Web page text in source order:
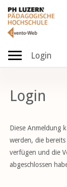
Login
Login
Diese Anmeldung
werden, die
verfügen und die
abgeschlossen